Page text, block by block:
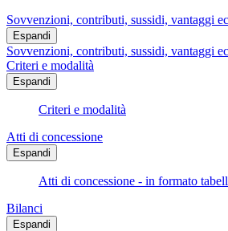
Sovvenzioni, contributi, sussidi, vantaggi
Espandi
Sovvenzioni, contributi, sussidi, vantaggi
Criteri e modalità
Espandi
Criteri e modalità
Atti di concessione
Espandi
Atti di concessione - in formato
Bilanci
Espandi